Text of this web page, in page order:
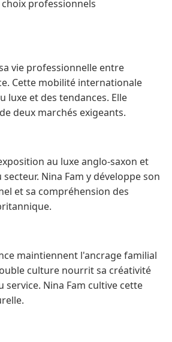
professionnels
vie professionnelle entre
Cette mobilité internationale
luxe et des tendances. Elle
deux marchés exigeants.
au luxe anglo-saxon et
Nina Fam y développe son
et sa compréhension des
maintiennent l'ancrage familial
culture nourrit sa créativité
service. Nina Fam cultive cette